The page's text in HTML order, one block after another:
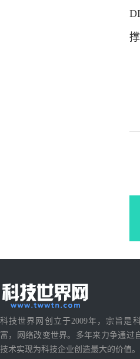
科技世界网创立于2009年，宗旨是
富，网络改变世界。多年来力争通过
技术实现为科技企业创造最大的价值。